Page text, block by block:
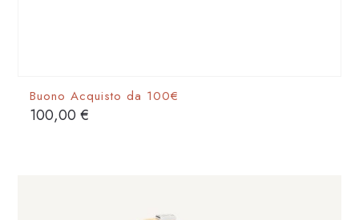
Buono Acquisto da 100€
100,00€